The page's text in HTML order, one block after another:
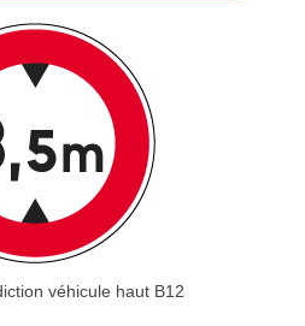
véhicule haut B12